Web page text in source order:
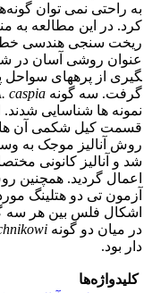
به راحتی نمی توان
کرد. در این مطالعه به
ریخت سنجی هندسی خط
عنوان روشی آسان در
گیری از پره­های سواحل
گرفت. سه گونه caspia
نمونه ها شناسایی شدند.
قسمت کیل شکمی آن
شد و آنالیز کانونی
اعمال گردید. همچنین
آزمون تی دو هتلینگ
اشکال فلس بین هر سه
در میان دو گونه
دار بود.
کلیدواژه‌ها